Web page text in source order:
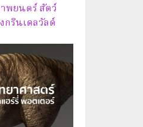
พยนตร์ สัตว์
กรินเดลวัลด์